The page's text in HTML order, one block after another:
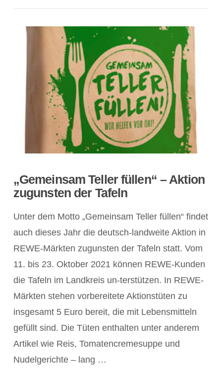
POST ANZEIGEN
„Gemeinsam Teller füllen“ – Aktion
zugunsten der Tafeln
Unter dem Motto „Gemeinsam Teller füllen“ findet
auch dieses Jahr die deutsch-landweite Aktion in
REWE-Märkten zugunsten der Tafeln statt. Vom
11. bis 23. Oktober 2021 können REWE-Kunden
die Tafeln im Landkreis un-terstützen. In REWE-
Märkten stehen vorbereitete Aktionstüten zu
insgesamt 5 Euro bereit, die mit Lebensmitteln
gefüllt sind. Die Tüten enthalten unter anderem
Artikel wie Reis, Tomatencremesuppe und
Nudelgerichte – lang …